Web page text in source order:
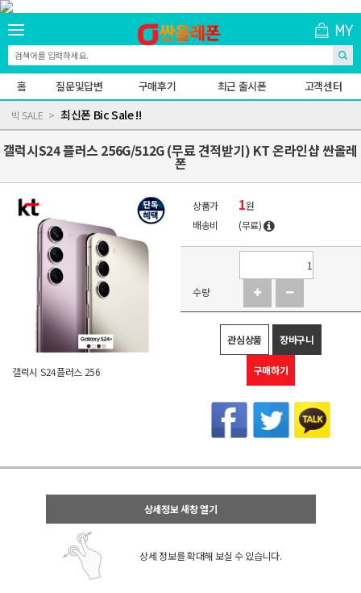
홈 질문및답변 구매후기 최근 출시폰 고객센터
빅 SALE 최신폰 Bic Sale !!
갤럭시S24 플러스 256G/512G (무료 견적받기) KT 온라인샵 싼올레
폰
갤럭시 S24플러스 256
상품가 1원
배송비
(무료)
수량
관심상품 장바구니
구매하기
상세정보 새창 열기
상세 정보를 확대해 보실 수 있습니다.